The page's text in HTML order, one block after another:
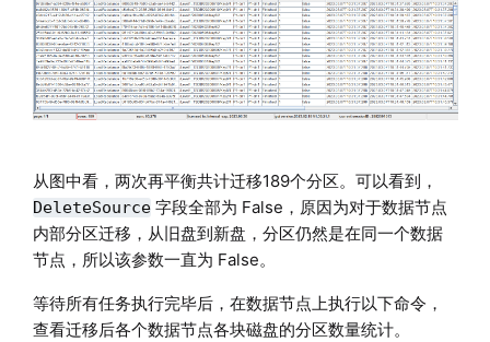
从图中看，两次再平衡共计迁移189个分区。可以看到，
DeleteSource字段全部为 False，原因为对于数据节点
内部分区迁移，从旧盘到新盘，分区仍然是在同一个数据
节点，所以该参数一直为 False。
等待所有任务执行完毕后，在数据节点上执行以下命令，
查看迁移后各个数据节点各块磁盘的分区数量统计。